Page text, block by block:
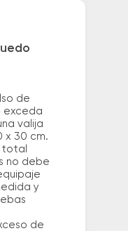
de
exceda
valija
x 30 cm.
total
no debe
y
de